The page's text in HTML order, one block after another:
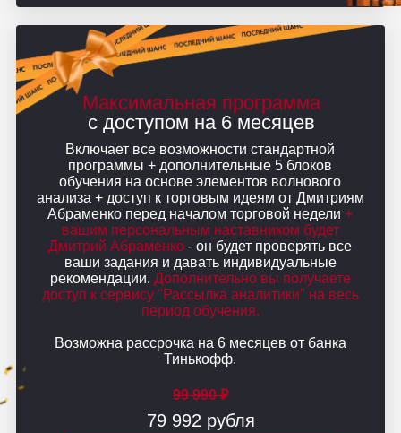
Максимальная программа
с доступом на 6 месяцев
Включает все возможности стандартной
программы + дополнительные 5 блоков
обучения на основе элементов волнового
анализа + доступ к торговым идеям от Дмитриям
Абраменко перед началом торговой недели+
вашим персональным наставником будет
Дмитрий Абраменко - он будет проверять все
ваши задания и давать индивидуальные
рекомендации. Дополнительно вы получаете
доступ к сервису "Рассылка аналитики" на весь
период обучения.
Возможна рассрочка на 6 месяцев от банка
Тинькофф.
99 990 ₽
79 992 рубля